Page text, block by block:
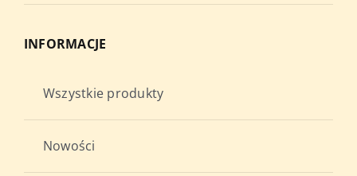
INFORMACJE
Wszystkie produkty
Nowości